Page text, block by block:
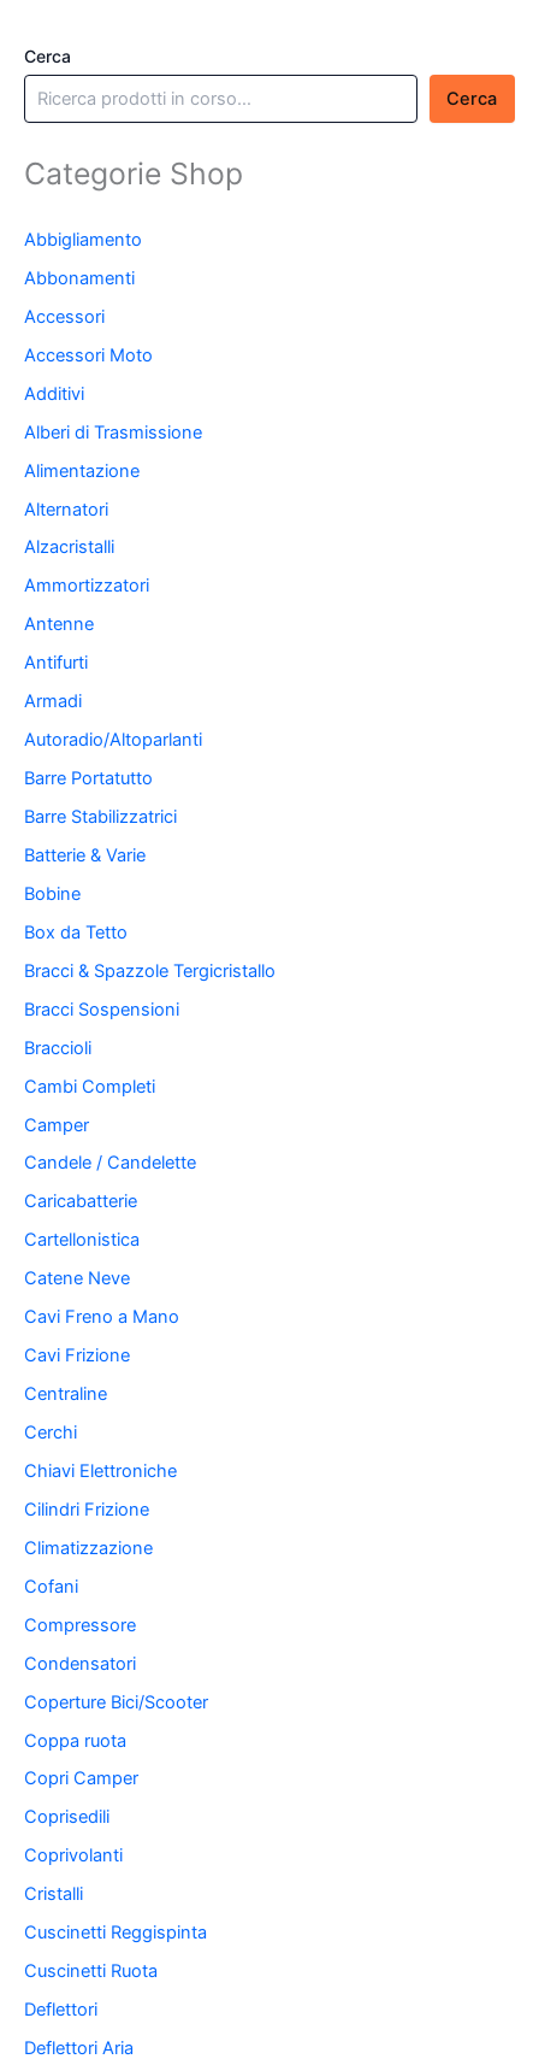
Cerca
Cerca
Categorie Shop
Abbigliamento
Abbonamenti
Accessori
Accessori Moto
Additivi
Alberi di Trasmissione
Alimentazione
Alternatori
Alzacristalli
Ammortizzatori
Antenne
Antifurti
Armadi
Autoradio/Altoparlanti
Barre Portatutto
Barre Stabilizzatrici
Batterie & Varie
Bobine
Box da Tetto
Bracci & Spazzole Tergicristallo
Bracci Sospensioni
Braccioli
Cambi Completi
Camper
Candele / Candelette
Caricabatterie
Cartellonistica
Catene Neve
Cavi Freno a Mano
Cavi Frizione
Centraline
Cerchi
Chiavi Elettroniche
Cilindri Frizione
Climatizzazione
Cofani
Compressore
Condensatori
Coperture Bici/Scooter
Coppa ruota
Copri Camper
Coprisedili
Coprivolanti
Cristalli
Cuscinetti Reggispinta
Cuscinetti Ruota
Deflettori
Deflettori Aria